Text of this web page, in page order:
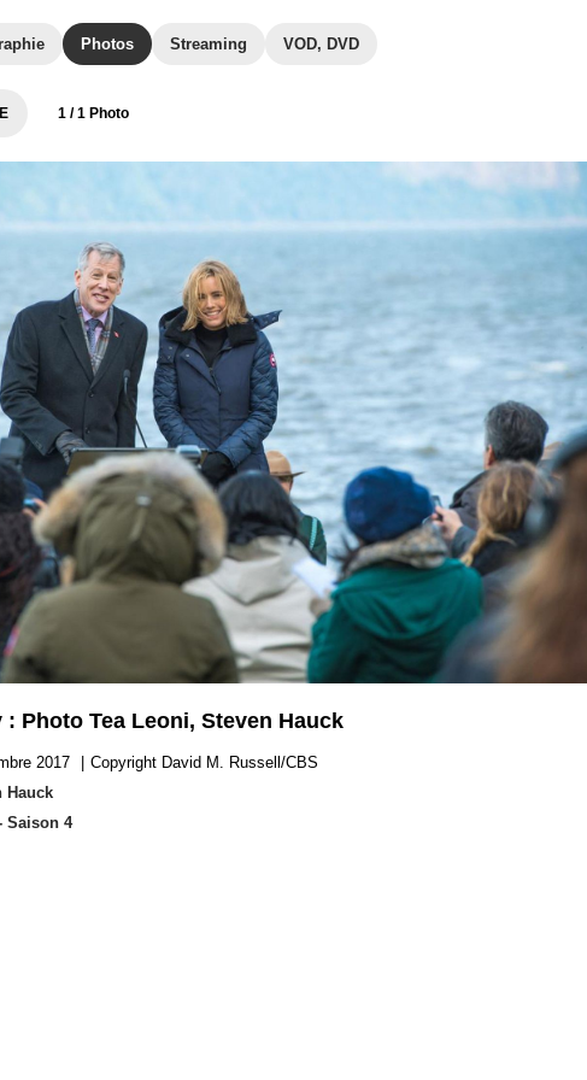
Photos Streaming VOD, DVD
1 / 1 Photo
: Photo Tea Leoni, Steven Hauck
2017
Copyright David M. Russell/CBS
Hauck
Saison 4